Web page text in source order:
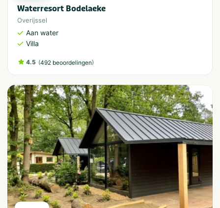
Waterresort Bodelaeke
Overijssel
Aan water
Villa
4.5 (492 beoordelingen)